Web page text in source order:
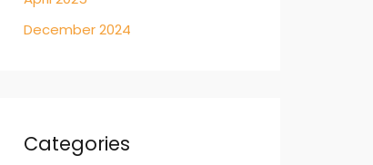
December 2024
Categories